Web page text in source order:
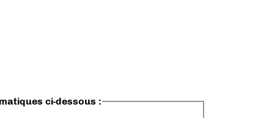
ci-dessous :